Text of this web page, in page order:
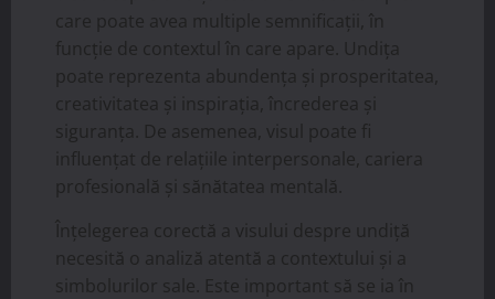
care poate avea multiple semnificații, în
funcție de contextul în care apare. Undița
poate reprezenta abundența și prosperitatea,
creativitatea și inspirația, încrederea și
siguranța. De asemenea, visul poate fi
influențat de relațiile interpersonale, cariera
profesională și sănătatea mentală.
Înțelegerea corectă a visului despre undiță
necesită o analiză atentă a contextului și a
simbolurilor sale. Este important să se ia în